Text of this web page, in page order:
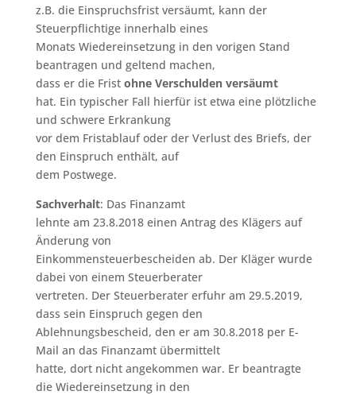
z.B. die Einspruchsfrist versäumt, kann der
Steuerpflichtige innerhalb eines
Monats Wiedereinsetzung in den vorigen Stand
beantragen und geltend machen,
dass er die Frist ohne Verschulden versäumt
hat. Ein typischer Fall hierfür ist etwa eine plötzliche
und schwere Erkrankung
vor dem Fristablauf oder der Verlust des Briefs, der
den Einspruch enthält, auf
dem Postwege.
Sachverhalt: Das Finanzamt
lehnte am 23.8.2018 einen Antrag des Klägers auf
Änderung von
Einkommensteuerbescheiden ab. Der Kläger wurde
dabei von einem Steuerberater
vertreten. Der Steuerberater erfuhr am 29.5.2019,
dass sein Einspruch gegen den
Ablehnungsbescheid, den er am 30.8.2018 per E-
Mail an das Finanzamt übermittelt
hatte, dort nicht angekommen war. Er beantragte
die Wiedereinsetzung in den